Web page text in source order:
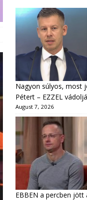
Nagyon súlyos, most
Pétert – EZZEL
August 7, 2026
EBBEN a percben